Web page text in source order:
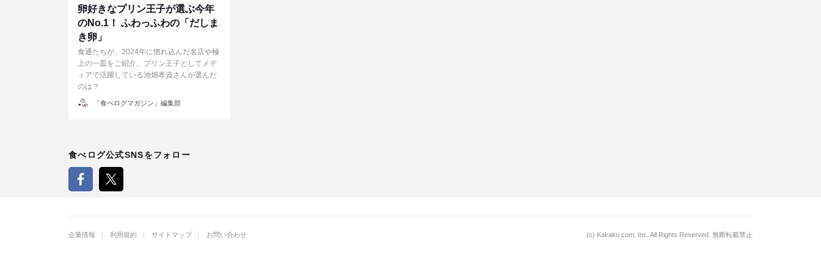
卵好きなプリン王子が選ぶ今年
のNo.1！ ふわっふわの「だしま
き卵」
食通たちが、2024年に惚れ込んだ名店や極
上の一皿をご紹介。プリン王子としてメデ
ィアで活躍している池畑孝資さんが選んだ
のは？
投「食べログマガジン」編集部
食べログ公式SNSをフォロー
企業情報 利用規約 サイトマップ お問い合わせ (c) Kakaku.com, Inc. All Rights Reserved. 無断転載禁止